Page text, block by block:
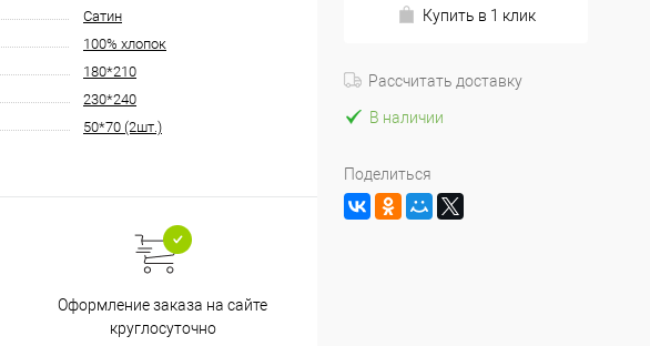
Сатин
100% хлопок
180*210
230*240
50*70 (2шт.)
Оформление заказа на сайте
круглосуточно
Купить в 1 клик
Рассчитать доставку
В наличии
Поделиться